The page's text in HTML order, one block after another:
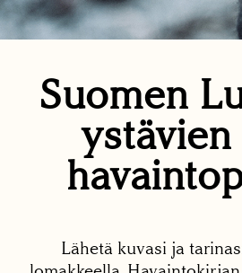
Suomen
ystävien
Lähetä kuvasi ja